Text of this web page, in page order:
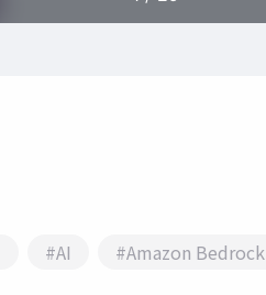
#AI #Amazon Bedrock